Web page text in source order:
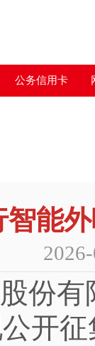
公务信用卡
智能
份
开